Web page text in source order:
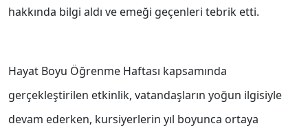
hakkında bilgi aldı ve emeği geçenleri tebrik etti.
Hayat Boyu Öğrenme Haftası kapsamında
gerçekleştirilen etkinlik, vatandaşların yoğun ilgisiyle
devam ederken, kursiyerlerin yıl boyunca ortaya